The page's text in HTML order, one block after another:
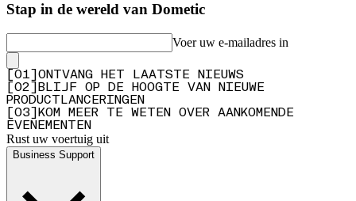
Stap in de wereld van Dometic
Voer uw e-mailadres in
01
ONTVANG HET LAATSTE NIEUWS
02
BLIJF OP DE HOOGTE VAN NIEUWE
PRODUCTLANCERINGEN
03
KOM MEER TE WETEN OVER AANKOMENDE
EVENEMENTEN
Rust uw voertuig uit
Business Support